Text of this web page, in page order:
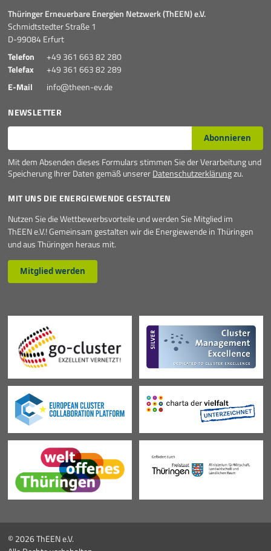
Thüringer Erneuerbare Energien Netzwerk (ThEEN) e.V.
Schmidtstedter Straße 1
D-99084 Erfurt
Telefon
+49 361 663 82 280
Telefax
+49 361 663 82 289
E-Mail
info@theen-ev.de
NEWSLETTER
E-Mail* Abonnieren
Mit dem Absenden dieses Formulars stimmen Sie der Verarbeitung und
Speicherung Ihrer Daten gemäß unsererDatenschutzerklärungzu.
MIT UNS DIE ENERGIEWENDE GESTALTEN
Nutzen Sie die Wettbewerbsvorteile und werden Sie Mitglied im
ThEEN e.V.! Gemeinsam gestalten wir die Energiewende in Thüringen
und aus Thüringen heraus mit.
Mitglied werden
© 2026 ThEEN e.V.